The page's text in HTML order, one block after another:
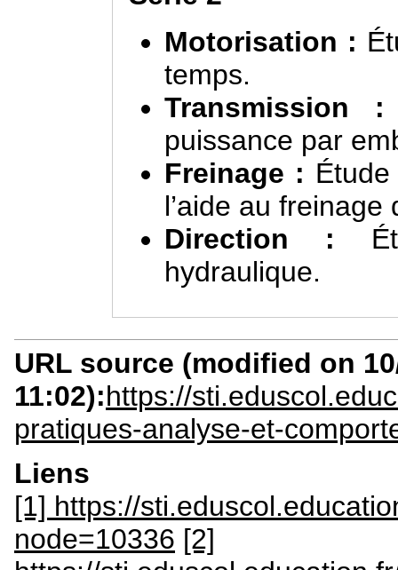
Motorisation :
temps.
Transmission :
puissance par
Freinage :
l’aide au freinage
Direction :
hydraulique.
URL source (modified on
11:02):https://
pratiques-analyse-et-
Liens
[1] https://
node=10336 [2]